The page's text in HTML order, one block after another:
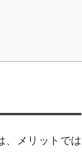
、メリットでは